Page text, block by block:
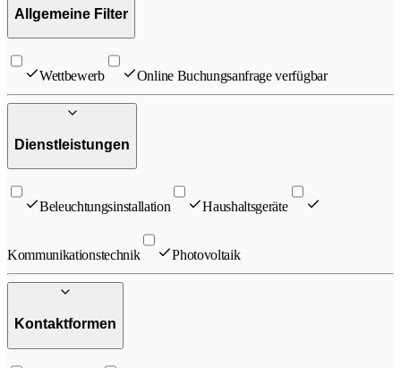
Allgemeine Filter
Wettbewerb Online Buchungsanfrage verfügbar
Dienstleistungen
Beleuchtungsinstallation Haushaltsgeräte
Kommunikationstechnik Photovoltaik
Kontaktformen